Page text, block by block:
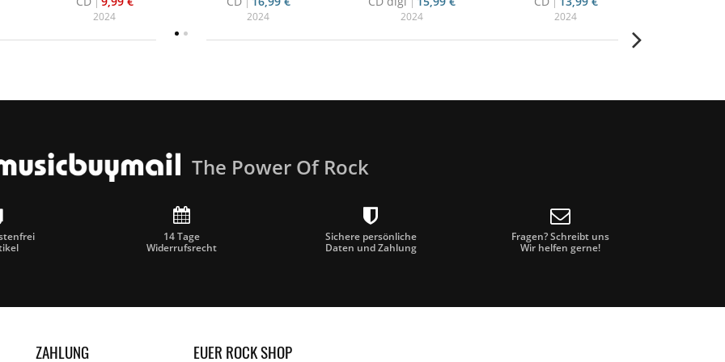
2024 2024 2024 2024
The Power Of Rock
14 Tage
Widerrufsrecht
Sichere persönliche
Daten und Zahlung
Fragen? Schreibt uns
Wir helfen gerne!
ZAHLUNG EUER ROCK SHOP